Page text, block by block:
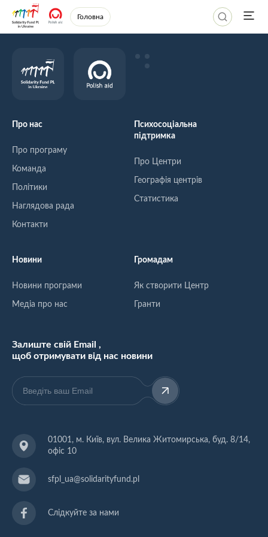
Головна
Залиште свій Email ,
щоб отримувати від нас новини
Про нас
Про програму
Команда
Політики
Наглядова рада
Контакти
Психосоціальна
підтримка
Про Центри
Географія центрів
Статистика
Новини
Новини програми
Медіа про нас
Громадам
Як створити Центр
Гранти
01001, м. Київ, вул. Велика Житомирська, буд. 8/14,
офіс 10
sfpl_ua@solidarityfund.pl
Слідкуйте за нами